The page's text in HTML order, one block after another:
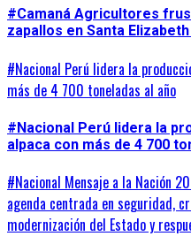
#Camaná Agricultores
zapallos en Santa
#Nacional Perú lidera la
más de 4 700 toneladas al año
#Nacional Perú lidera la
alpaca con más de 4 700
#Nacional Mensaje a la Nación
agenda centrada en seguridad,
modernización del Estado y